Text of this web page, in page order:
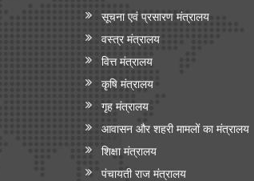
सूचना एवं प्रसारण मंत्रालय
वस्त्र मंत्रालय
वित्त मंत्रालय
कृषि मंत्रालय
गृह मंत्रालय
आवासन और शहरी मामलों का मंत्रालय
शिक्षा मंत्रालय
पंचायती राज मंत्रालय